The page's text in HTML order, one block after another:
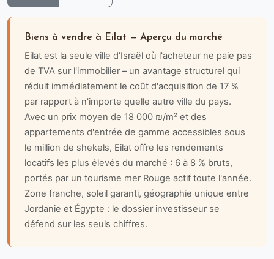
Biens à vendre à Eilat — Aperçu du marché
Eilat est la seule ville d'Israël où l'acheteur ne paie pas
de TVA sur l'immobilier – un avantage structurel qui
réduit immédiatement le coût d'acquisition de 17 %
par rapport à n'importe quelle autre ville du pays.
Avec un prix moyen de 18 000 ₪/m² et des
appartements d'entrée de gamme accessibles sous
le million de shekels, Eilat offre les rendements
locatifs les plus élevés du marché : 6 à 8 % bruts,
portés par un tourisme mer Rouge actif toute l'année.
Zone franche, soleil garanti, géographie unique entre
Jordanie et Égypte : le dossier investisseur se
défend sur les seuls chiffres.